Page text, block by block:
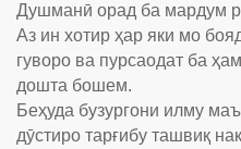
Душманӣ орад ба мардум
Аз ин хотир ҳар яки мо
гуворо ва пурсаодат ба
дошта бошем.
Беҳуда бузургони илму
дӯстиро тарғибу ташвиқ